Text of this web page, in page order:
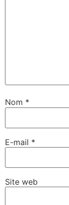
Nom *
E-mail *
Site web